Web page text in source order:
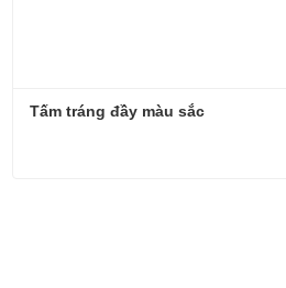
Tấm tráng đầy màu sắc